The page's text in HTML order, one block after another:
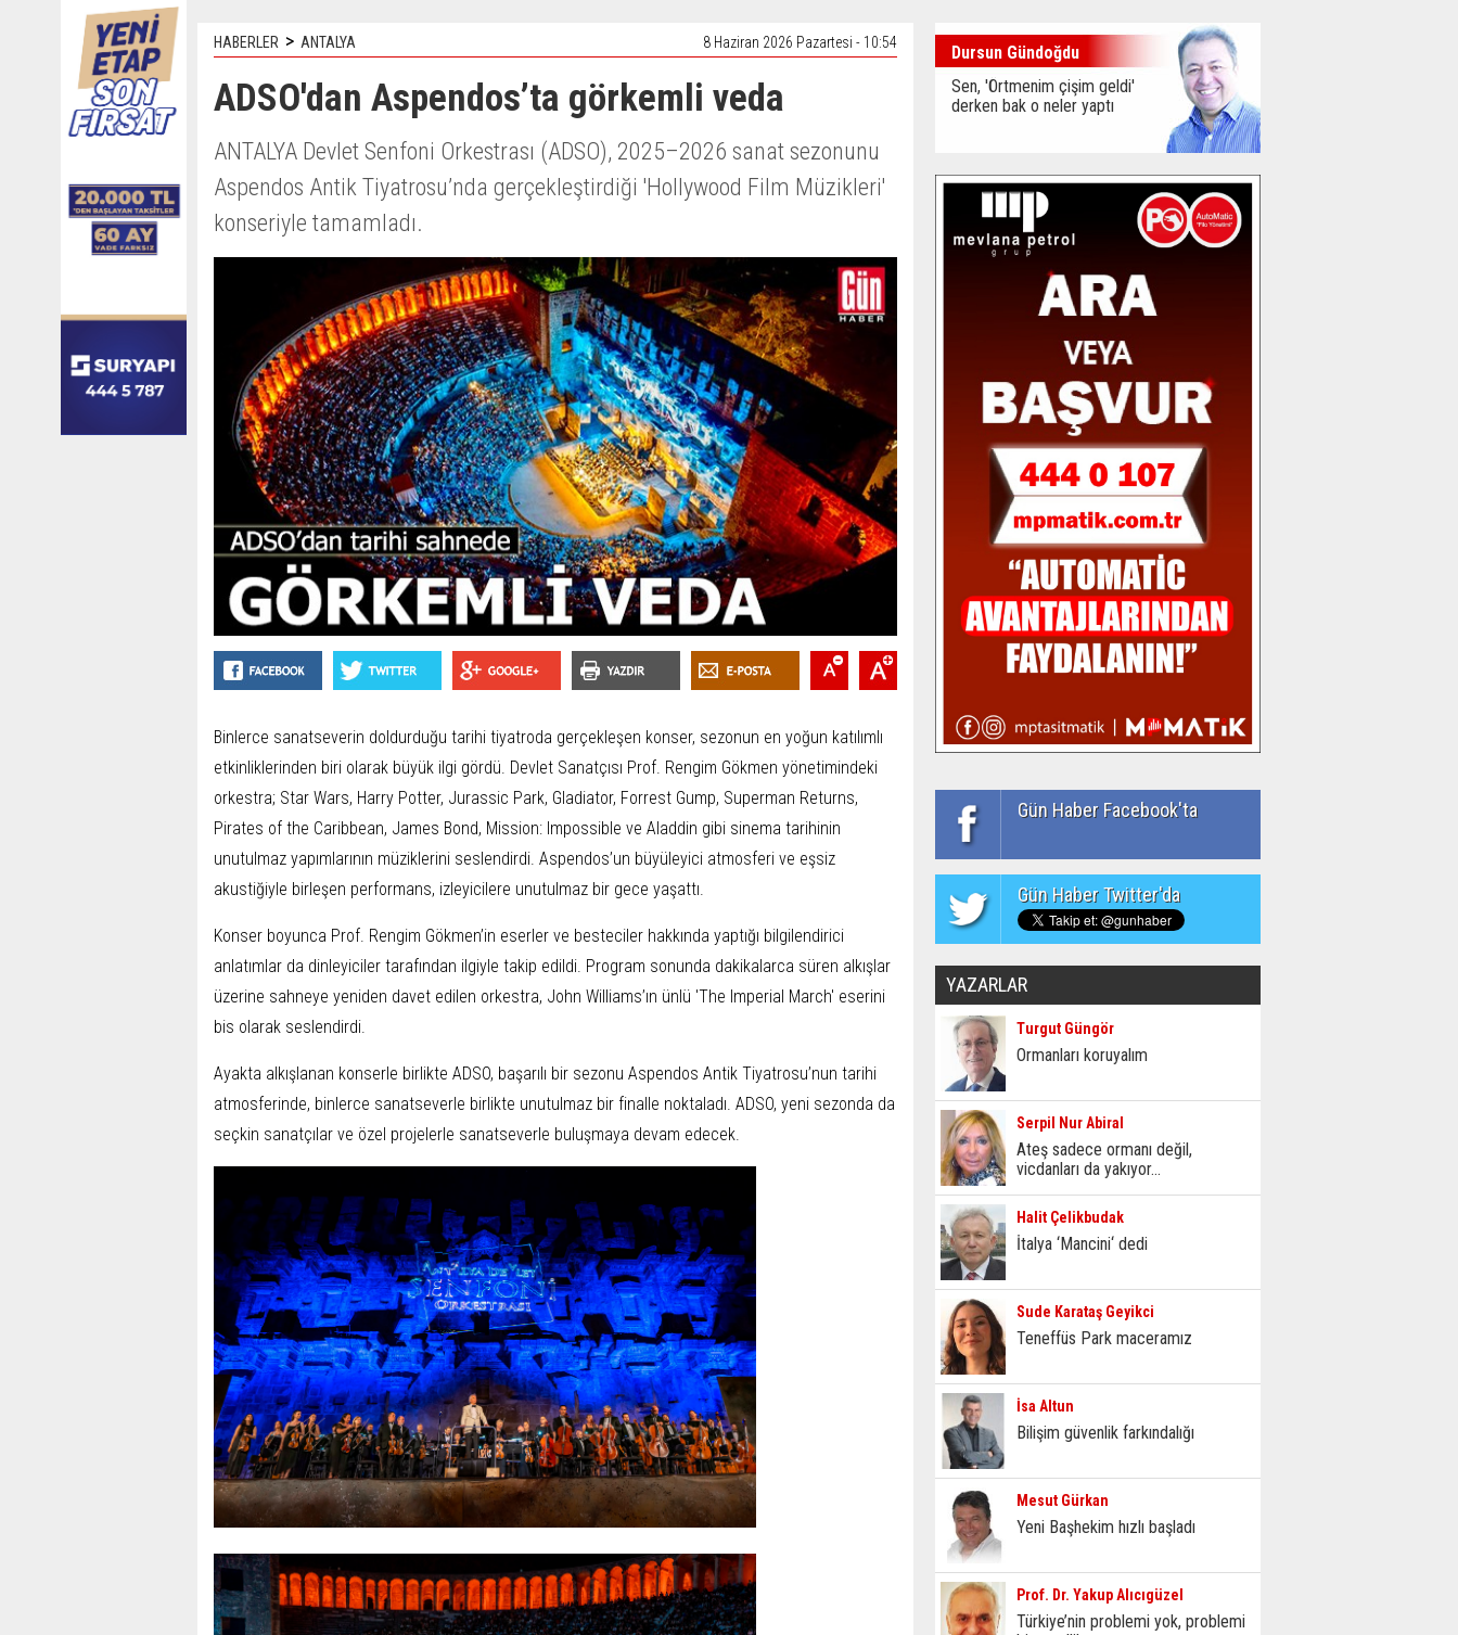
HABERLER > ANTALYA 8 Haziran 2026 Pazartesi - 10:54
ADSO'dan Aspendos’ta görkemli veda
ANTALYA Devlet Senfoni Orkestrası (ADSO), 2025–2026 sanat sezonunu
Aspendos Antik Tiyatrosu’nda gerçekleştirdiği 'Hollywood Film Müzikleri'
konseriyle tamamladı.
Binlerce sanatseverin doldurduğu tarihi tiyatroda gerçekleşen konser, sezonun en yoğun katılımlı
etkinliklerinden biri olarak büyük ilgi gördü. Devlet Sanatçısı Prof. Rengim Gökmen yönetimindeki
orkestra; Star Wars, Harry Potter, Jurassic Park, Gladiator, Forrest Gump, Superman Returns,
Pirates of the Caribbean, James Bond, Mission: Impossible ve Aladdin gibi sinema tarihinin
unutulmaz yapımlarının müziklerini seslendirdi. Aspendos’un büyüleyici atmosferi ve eşsiz
akustiğiyle birleşen performans, izleyicilere unutulmaz bir gece yaşattı.
Konser boyunca Prof. Rengim Gökmen’in eserler ve besteciler hakkında yaptığı bilgilendirici
anlatımlar da dinleyiciler tarafından ilgiyle takip edildi. Program sonunda dakikalarca süren alkışlar
üzerine sahneye yeniden davet edilen orkestra, John Williams’ın ünlü 'The Imperial March' eserini
bis olarak seslendirdi.
Ayakta alkışlanan konserle birlikte ADSO, başarılı bir sezonu Aspendos Antik Tiyatrosu’nun tarihi
atmosferinde, binlerce sanatseverle birlikte unutulmaz bir finalle noktaladı. ADSO, yeni sezonda da
seçkin sanatçılar ve özel projelerle sanatseverle buluşmaya devam edecek.
Dursun Gündoğdu
Sen, 'Örtmenim çişim geldi'
derken bak o neler yaptı
Gün Haber Facebook'ta
Gün Haber Twitter'da
YAZARLAR
Turgut Güngör
Ormanları koruyalım
Serpil Nur Abiral
Ateş sadece ormanı değil,
vicdanları da yakıyor...
Halit Çelikbudak
İtalya ‘Mancini‘ dedi
Sude Karataş Geyikci
Teneffüs Park maceramız
İsa Altun
Bilişim güvenlik farkındalığı
Mesut Gürkan
Yeni Başhekim hızlı başladı
Prof. Dr. Yakup Alıcıgüzel
Türkiye’nin problemi yok, problemi